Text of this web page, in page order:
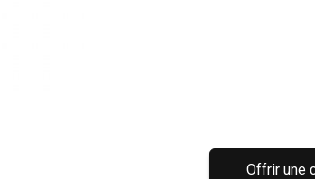
Offrir une